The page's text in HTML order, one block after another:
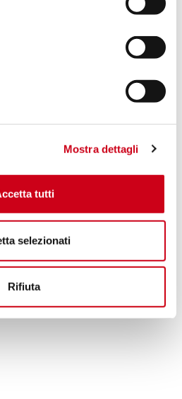
Mostra dettagli
tutti
selezionati
Rifiuta
complète 2-1 acier inoxydable,
échappement CR-T titane
DÉTAILS